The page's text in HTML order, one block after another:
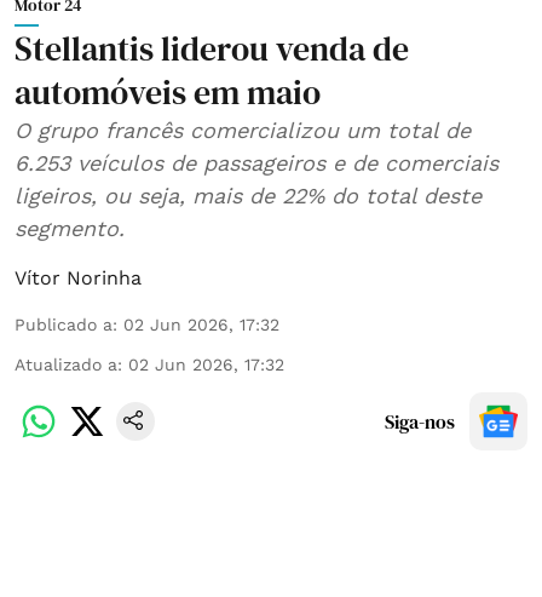
Stellantis liderou venda de
automóveis em maio
O grupo francês comercializou um total de
6.253 veículos de passageiros e de comerciais
ligeiros, ou seja, mais de 22% do total deste
segmento.
Vítor Norinha
Publicado a: 02 Jun 2026, 17:32
Atualizado a: 02 Jun 2026, 17:32
Siga-nos